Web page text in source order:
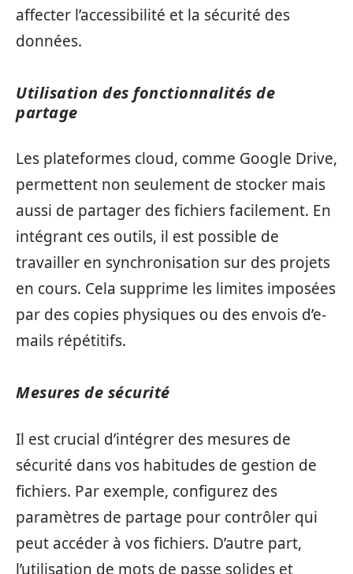
affecter l’accessibilité et la sécurité des
données.
Utilisation des fonctionnalités de
partage
Les plateformes cloud, comme Google Drive,
permettent non seulement de stocker mais
aussi de partager des fichiers facilement. En
intégrant ces outils, il est possible de
travailler en synchronisation sur des projets
en cours. Cela supprime les limites imposées
par des copies physiques ou des envois d’e-
mails répétitifs.
Mesures de sécurité
Il est crucial d’intégrer des mesures de
sécurité dans vos habitudes de gestion de
fichiers. Par exemple, configurez des
paramètres de partage pour contrôler qui
peut accéder à vos fichiers. D’autre part,
l’utilisation de mots de passe solides et